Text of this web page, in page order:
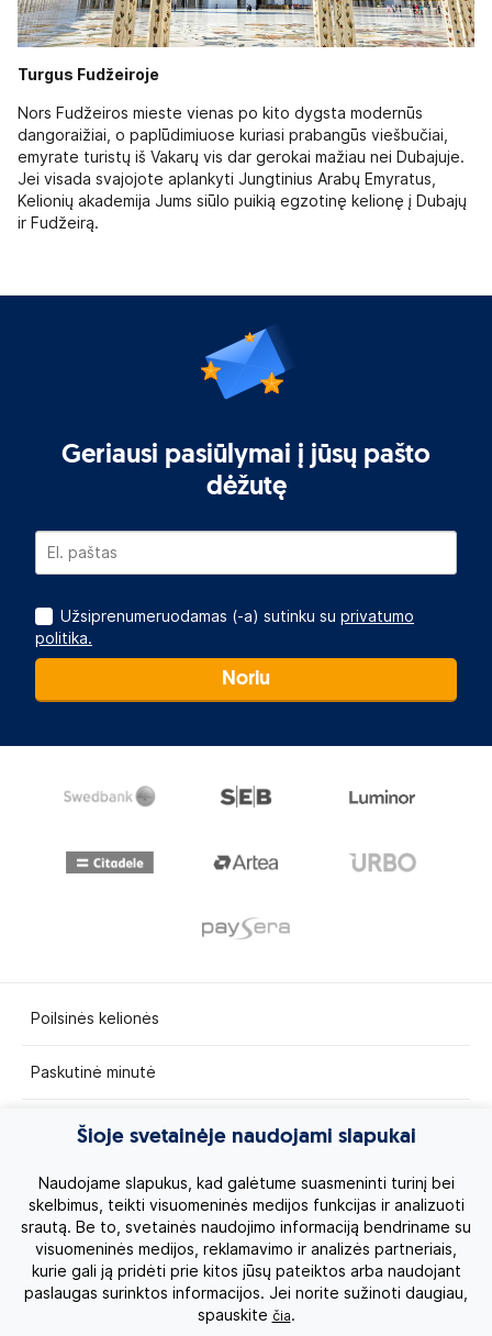
Turgus Fudžeiroje
Nors Fudžeiros mieste vienas po kito dygsta modernūs
dangoraižiai, o paplūdimiuose kuriasi prabangūs viešbučiai,
emyrate turistų iš Vakarų vis dar gerokai mažiau nei Dubajuje.
Jei visada svajojote aplankyti Jungtinius Arabų Emyratus,
Kelionių akademija Jums siūlo puikią egzotinę kelionę į Dubajų
ir Fudžeirą.
Geriausi pasiūlymai į jūsų pašto
dėžutę
Užsiprenumeruodamas (-a) sutinku su privatumo
politika.
Noriu
Poilsinės kelionės
Paskutinė minutė
Egzotinės kelionės
Kruizai
Kelionės po Lietuvą
Apie mus
Šioje svetainėje naudojami slapukai
Naudojame slapukus, kad galėtume suasmeninti turinį bei
skelbimus, teikti visuomeninės medijos funkcijas ir analizuoti
srautą. Be to, svetainės naudojimo informaciją bendriname su
visuomeninės medijos, reklamavimo ir analizės partneriais,
kurie gali ją pridėti prie kitos jūsų pateiktos arba naudojant
paslaugas surinktos informacijos. Jei norite sužinoti daugiau,
spauskite čia.